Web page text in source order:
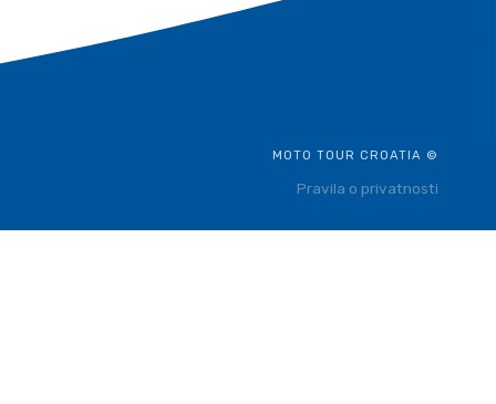
MOTO TOUR CROATIA ©
Pravila o privatnosti